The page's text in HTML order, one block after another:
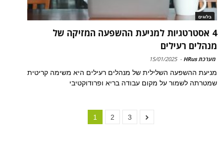
בלוגים
4 אסטרטגיות למניעת ההשפעה המזיקה של
מנהלים רעילים
מערכת HRus -
15/01/2025
מניעת ההשפעה השלילית של מנהלים רעילים היא משימה קריטית
שמטרתה לשמור על מקום עבודה בריא ופרודוקטיבי
1 2 3